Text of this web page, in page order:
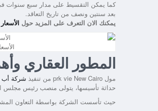
بعد سنتين ونصف من تاريخ التعاقد.
يمكنك الان التعرف على المزيد حول
المطور العقاري
مول prk vie New Cairo من تنفيذ شركة أب
حداثة تأسيسها، يتولى منصب رئيس مجلس
حيث تأسست الشركة بواسطة التعاون المشترك بين 6 من كبار رجال الأعمال الذين تتجاوز خبرتهم في مجال